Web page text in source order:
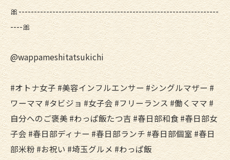
🎀-----------------------------------------------------------------
----🎀
@wappameshitatsukichi
#オトナ女子 #美容インフルエンサー #シングルマザー #
ワーママ #タビジョ #女子会 #フリーランス #働くママ #
自分へのご褒美 #わっぱ飯たつ吉 #春日部和食 #春日部女
子会 #春日部ディナー #春日部ランチ #春日部個室 #春日
部米粉 #お祝い #埼玉グルメ #わっぱ飯